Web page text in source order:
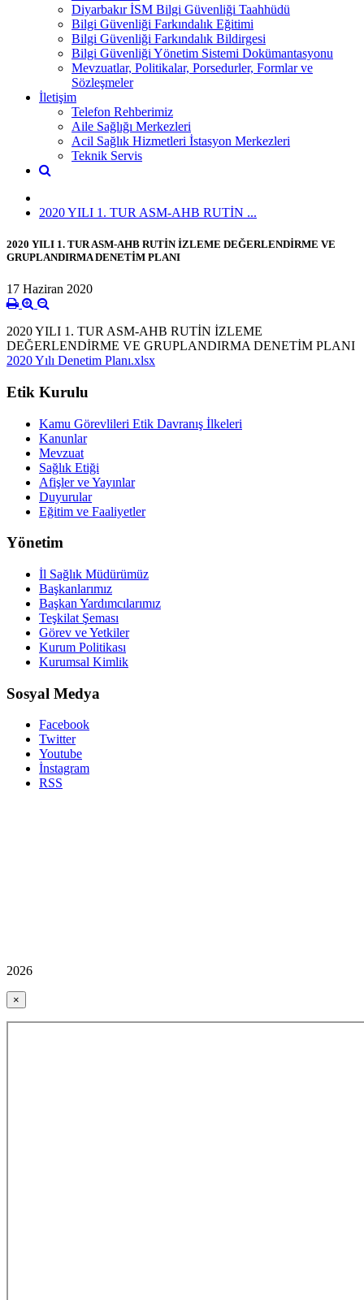
Diyarbakır İSM Bilgi Güvenliği Taahhüdü
Bilgi Güvenliği Farkındalık Eğitimi
Bilgi Güvenliği Farkındalık Bildirgesi
Bilgi Güvenliği Yönetim Sistemi Dokümantasyonu
Mevzuatlar, Politikalar, Porsedurler, Formlar ve
Sözleşmeler
İletişim
Telefon Rehberimiz
Aile Sağlığı Merkezleri
Acil Sağlık Hizmetleri İstasyon Merkezleri
Teknik Servis
2020 YILI 1. TUR ASM-AHB RUTİN ...
2020 YILI 1. TUR ASM-AHB RUTİN İZLEME DEĞERLENDİRME VE
GRUPLANDIRMA DENETİM PLANI
17 Haziran 2020
2020 YILI 1. TUR ASM-AHB RUTİN İZLEME
DEĞERLENDİRME VE GRUPLANDIRMA DENETİM PLANI
2020 Yılı Denetim Planı.xlsx
Etik Kurulu
Kamu Görevlileri Etik Davranış İlkeleri
Kanunlar
Mevzuat
Sağlık Etiği
Afişler ve Yayınlar
Duyurular
Eğitim ve Faaliyetler
Yönetim
İl Sağlık Müdürümüz
Başkanlarımız
Başkan Yardımcılarımız
Teşkilat Şeması
Görev ve Yetkiler
Kurum Politikası
Kurumsal Kimlik
Sosyal Medya
Facebook
Twitter
Youtube
İnstagram
RSS
2026
×